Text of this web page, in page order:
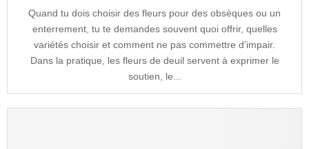
Quand tu dois choisir des fleurs pour des obsèques ou un
enterrement, tu te demandes souvent quoi offrir, quelles
variétés choisir et comment ne pas commettre d’impair.
Dans la pratique, les fleurs de deuil servent à exprimer le
soutien, le...